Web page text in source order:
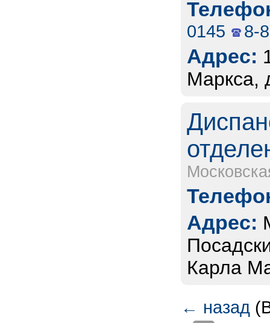
0145 8-
Адрес:
Маркса,
Адрес:
Карла
← назад